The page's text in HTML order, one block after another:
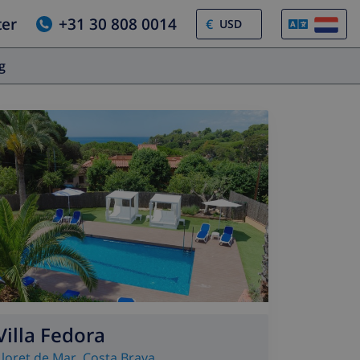
+31 30 808 0014 €
Fedora